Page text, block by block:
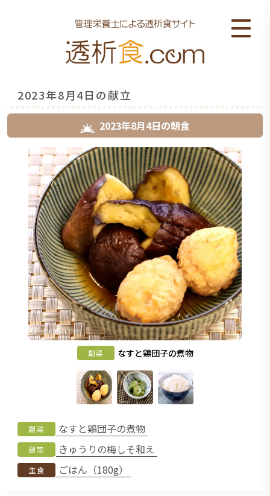
2023年8月4日の献立
2023年8月4日の朝食
副菜 なすと鶏団子の煮物
副菜 なすと鶏団子の煮物
副菜 きゅうりの梅しそ和え
主食 ごはん（180g）